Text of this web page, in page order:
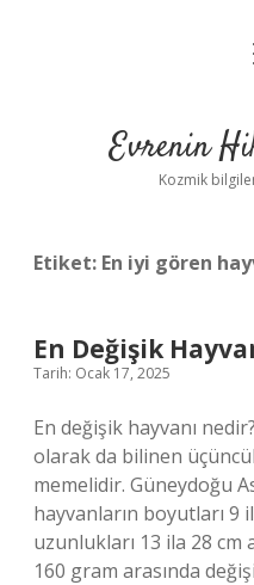
Evrenin
Kozmik
Etiket: En iyi gören
En Değişik
Tarih: Ocak 17, 2025
En değişik hayvanı
olarak da bilinen
memelidir. Güneydoğu
hayvanların boyutları 9
uzunlukları 13 ila 28 cm
160 gram arasında